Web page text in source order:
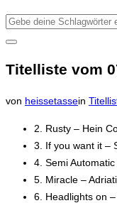
Suchen
nach:
Seitenleiste
Navigation
Titelliste vom
von heissetassein
2. Rusty – Hein
3. If you want it –
4. Semi
5. Miracle –
6. Headlights on